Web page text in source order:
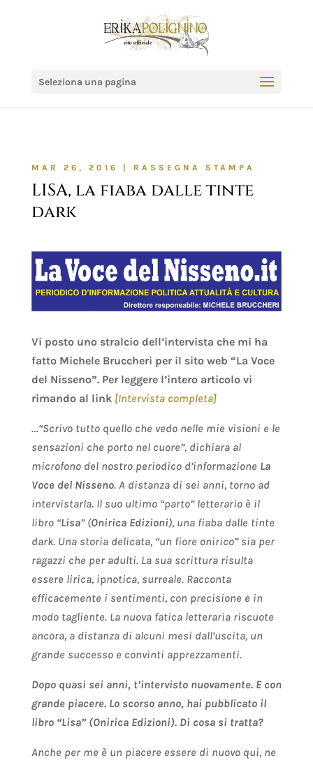
Seleziona una pagina
MAR 26, 2016 RASSEGNA STAMPA
LISA, la fiaba dalle tinte
dark
Vi posto uno stralcio dell’intervista che mi ha
fatto Michele Bruccheri per il sito web “La Voce
del Nisseno”. Per leggere l’intero articolo vi
rimando al link [Intervista completa]
…“Scrivo tutto quello che vedo nelle mie visioni e le
sensazioni che porto nel cuore”, dichiara al
microfono del nostro periodico d’informazione La
Voce del Nisseno. A distanza di sei anni, torno ad
intervistarla. Il suo ultimo “parto” letterario è il
libro “Lisa” (Onirica Edizioni), una fiaba dalle tinte
dark. Una storia delicata, “un fiore onirico” sia per
ragazzi che per adulti. La sua scrittura risulta
essere lirica, ipnotica, surreale. Racconta
efficacemente i sentimenti, con precisione e in
modo tagliente. La nuova fatica letteraria riscuote
ancora, a distanza di alcuni mesi dall’uscita, un
grande successo e convinti apprezzamenti.
Dopo quasi sei anni, t’intervisto nuovamente. E con
grande piacere. Lo scorso anno, hai pubblicato il
libro “Lisa” (Onirica Edizioni). Di cosa si tratta?
Anche per me è un piacere essere di nuovo qui, ne